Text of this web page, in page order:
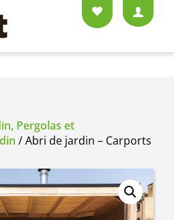
Pergolas et
/ Abri de jardin – Carports